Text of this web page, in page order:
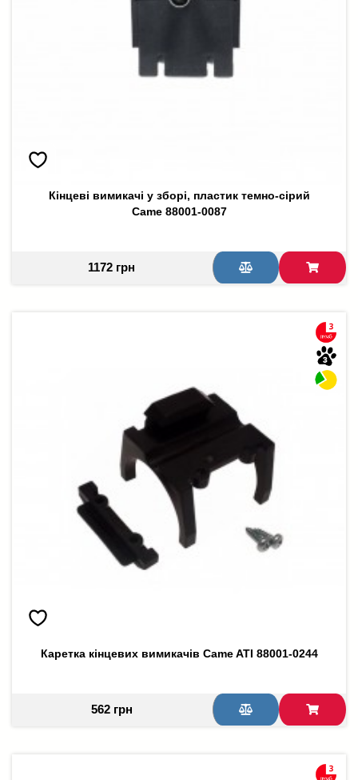
Кінцеві вимикачі у зборі, пластик темно-сірий
Came 88001-0087
1172 грн
Каретка кінцевих вимикачів Came ATI 88001-0244
562 грн